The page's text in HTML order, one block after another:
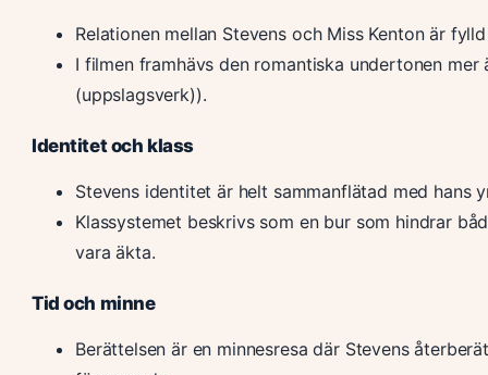
Relationen mellan Stevens och Miss Kenton är
I filmen framhävs den romantiska undertonen
(uppslagsverk)).
Identitet och klass
Stevens identitet är helt sammanflätad med hans
Klassystemet beskrivs som en bur som hindrar
vara äkta.
Tid och minne
Berättelsen är en minnesresa där Stevens